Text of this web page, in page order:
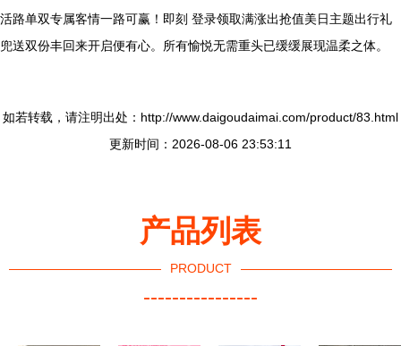
活路单双专属客情一路可赢！即刻 登录领取满涨出抢值美日主题出行礼
兜送双份丰回来开启便有心。所有愉悦无需重头已缓缓展现温柔之体。
如若转载，请注明出处：http://www.daigoudaimai.com/product/83.html
更新时间：2026-08-06 23:53:11
产品列表
PRODUCT
----------------